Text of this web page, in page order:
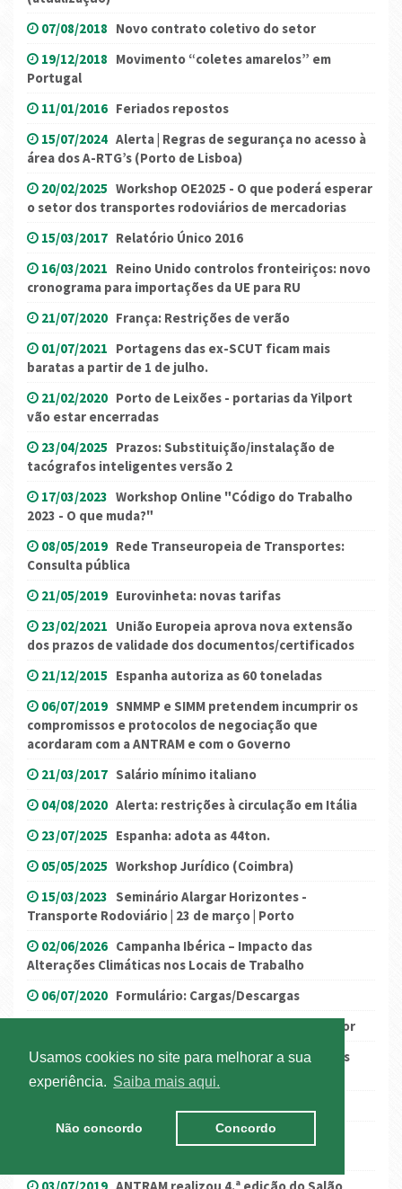
Usamos cookies no site para melhorar a sua
experiência.
Saiba mais aqui.
Não concordo Concordo
07/08/2018 Novo contrato coletivo do setor
19/12/2018 Movimento “coletes amarelos” em
Portugal
11/01/2016 Feriados repostos
15/07/2024 Alerta | Regras de segurança no acesso à
área dos A-RTG’s (Porto de Lisboa)
20/02/2025 Workshop OE2025 - O que poderá esperar
o setor dos transportes rodoviários de mercadorias
15/03/2017 Relatório Único 2016
16/03/2021 Reino Unido controlos fronteiriços: novo
cronograma para importações da UE para RU
21/07/2020 França: Restrições de verão
01/07/2021 Portagens das ex-SCUT ficam mais
baratas a partir de 1 de julho.
21/02/2020 Porto de Leixões - portarias da Yilport
vão estar encerradas
23/04/2025 Prazos: Substituição/instalação de
tacógrafos inteligentes versão 2
17/03/2023 Workshop Online "Código do Trabalho
2023 - O que muda?"
08/05/2019 Rede Transeuropeia de Transportes:
Consulta pública
21/05/2019 Eurovinheta: novas tarifas
23/02/2021 União Europeia aprova nova extensão
dos prazos de validade dos documentos/certificados
21/12/2015 Espanha autoriza as 60 toneladas
06/07/2019 SNMMP e SIMM pretendem incumprir os
compromissos e protocolos de negociação que
acordaram com a ANTRAM e com o Governo
21/03/2017 Salário mínimo italiano
04/08/2020 Alerta: restrições à circulação em Itália
23/07/2025 Espanha: adota as 44ton.
05/05/2025 Workshop Jurídico (Coimbra)
15/03/2023 Seminário Alargar Horizontes -
Transporte Rodoviário | 23 de março | Porto
02/06/2026 Campanha Ibérica – Impacto das
Alterações Climáticas nos Locais de Trabalho
06/07/2020 Formulário: Cargas/Descargas
Governo anuncia medidas para o Setor
21/10/2024 ANTRAM participa na Feira dos Santos
2024
12/02/2024 Gasóleo profissional –Postos de